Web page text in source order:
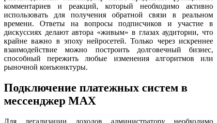
комментариев и реакций, который необходимо активно
использовать для получения обратной связи в реальном
времени. Ответы на вопросы подписчиков и участие в
дискуссиях делают автора «живым» в глазах аудитории, что
крайне важно в эпоху нейросетей. Только через искреннее
взаимодействие можно построить долговечный бизнес,
способный пережить любые изменения алгоритмов или
рыночной конъюнктуры.
Подключение платежных систем в
мессенджер MAX
Для легализации доходов администратору необходимо